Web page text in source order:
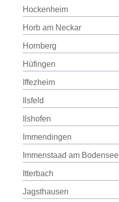
Hockenheim
Horb am Neckar
Hornberg
Hüfingen
Iffezheim
Ilsfeld
Ilshofen
Immendingen
Immenstaad am Bodensee
Itterbach
Jagsthausen